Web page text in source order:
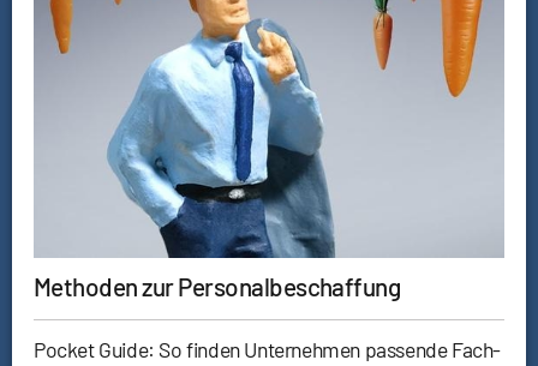
Methoden zur Personalbeschaffung
Pocket Guide: So finden Unternehmen passende Fach-